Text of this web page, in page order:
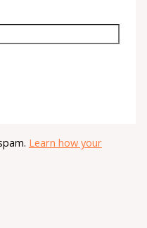
Learn how your